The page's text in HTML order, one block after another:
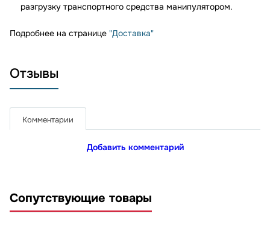
разгрузку транспортного средства манипулятором.
Подробнее на странице "Доставка"
Отзывы
Комментарии
Добавить комментарий
Сопутствующие товары